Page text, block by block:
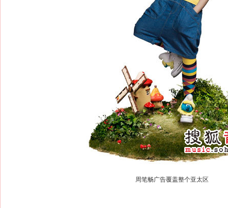
周笔畅广告覆盖整个亚太区